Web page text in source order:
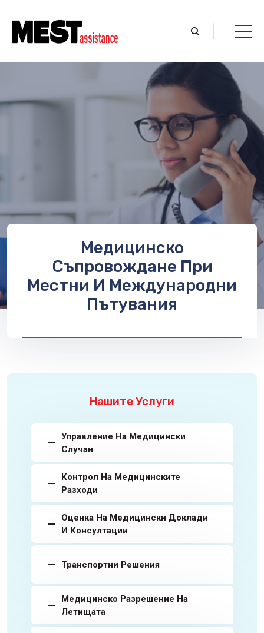
Медицинско
Съпровождане При
Местни И Международни
Пътувания
Нашите Услуги
Управление На Медицински
Случаи
Контрол На Медицинските
Разходи
Оценка На Медицински Доклади
И Консултации
Транспортни Решения
Медицинско Разрешение На
Летищата